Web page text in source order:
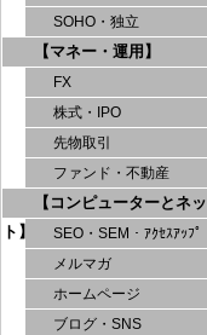
SOHO・独立
【マネー・運用】
FX
株式・IPO
先物取引
ファンド・不動産
【コンピューターとネッ
ト】
SEO・SEM・ｱｸｾｽｱｯﾌﾟ
メルマガ
ホームページ
ブログ・SNS